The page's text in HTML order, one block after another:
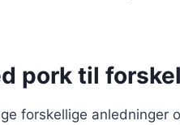
pork til
forskellige anledninger